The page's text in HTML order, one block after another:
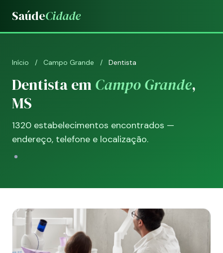
SaúdeCidade
Início / Campo Grande / Dentista
Dentista emCampo Grande,
MS
1320 estabelecimentos encontrados —
endereço, telefone e localização.